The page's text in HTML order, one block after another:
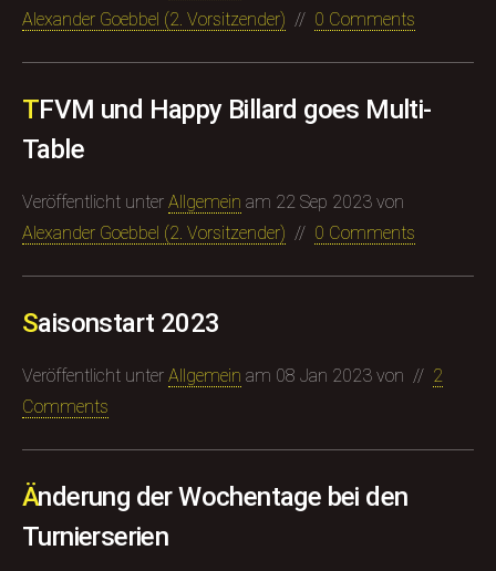
Alexander Goebbel (​2. Vorsitzender) // 0 Comments
TFVM und Happy Billard goes Multi-
Table
Veröffentlicht unter Allgemein am 22 Sep 2023 von
Alexander Goebbel (​2. Vorsitzender) // 0 Comments
Saisonstart 2023
Veröffentlicht unter Allgemein am 08 Jan 2023 von // 2
Comments
Änderung der Wochentage bei den
Turnierserien